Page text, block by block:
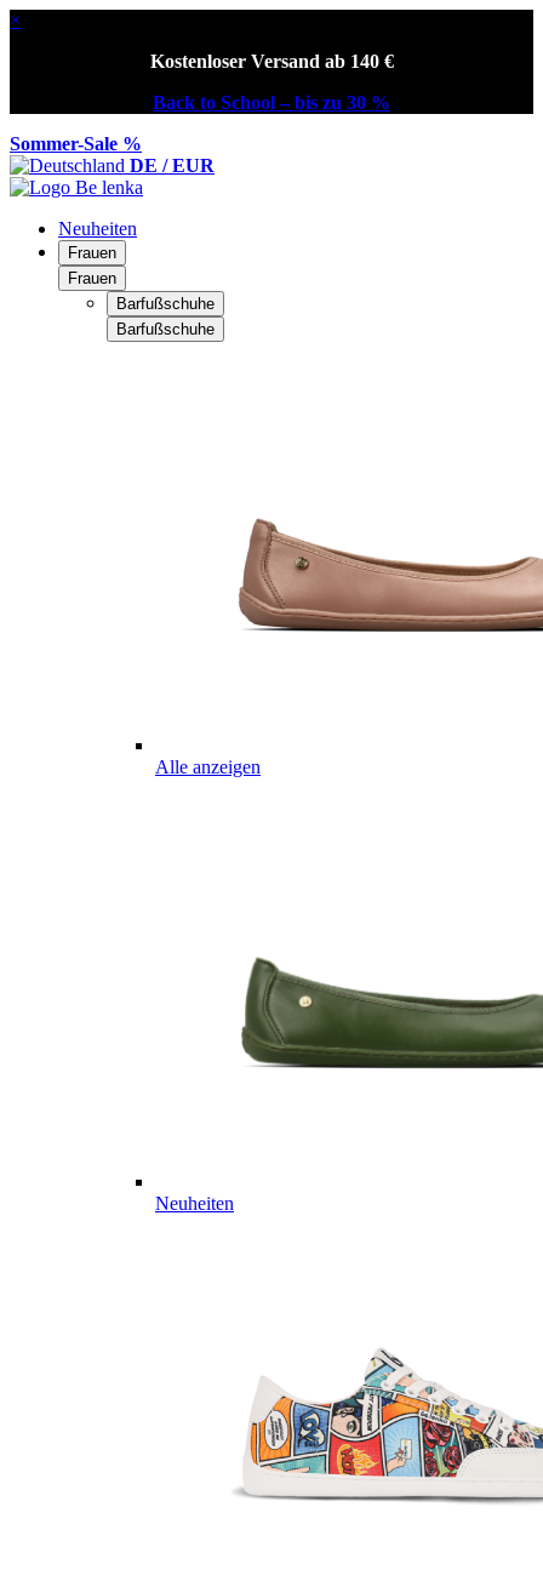
×
Kostenloser Versand ab 140 €
Back to School – bis zu 30 %
Sommer-Sale %
DE / EUR
Neuheiten
Frauen
Frauen
Barfußschuhe
Barfußschuhe
Alle anzeigen
Neuheiten